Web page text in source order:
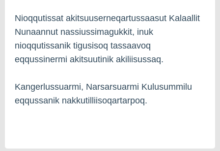
Nioqqutissat akitsuuserneqartussaasut Kalaallit
Nunaannut nassiussimagukkit, inuk
nioqqutissanik tigusisoq tassaavoq
eqqussinermi akitsuutinik akiliisussaq.
Kangerlussuarmi, Narsarsuarmi Kulusummilu
eqqussanik nakkutilliisoqartarpoq.